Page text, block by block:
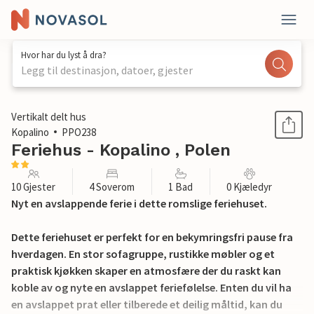
Hvor har du lyst å dra?
Legg til destinasjon, datoer, gjester
1 / 18
Vertikalt delt hus
Kopalino
PPO238
Feriehus - Kopalino , Polen
10 Gjester 4 Soverom 1 Bad 0 Kjæledyr
Nyt en avslappende ferie i dette romslige feriehuset.
Dette feriehuset er perfekt for en bekymringsfri pause fra
hverdagen. En stor sofagruppe, rustikke møbler og et
praktisk kjøkken skaper en atmosfære der du raskt kan
koble av og nyte en avslappet feriefølelse. Enten du vil ha
en avslappet prat eller tilberede et deilig måltid, kan du